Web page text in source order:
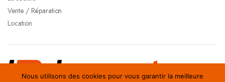
Vente / Réparation
Location
Nous utilisons des cookies pour vous garantir la meilleure